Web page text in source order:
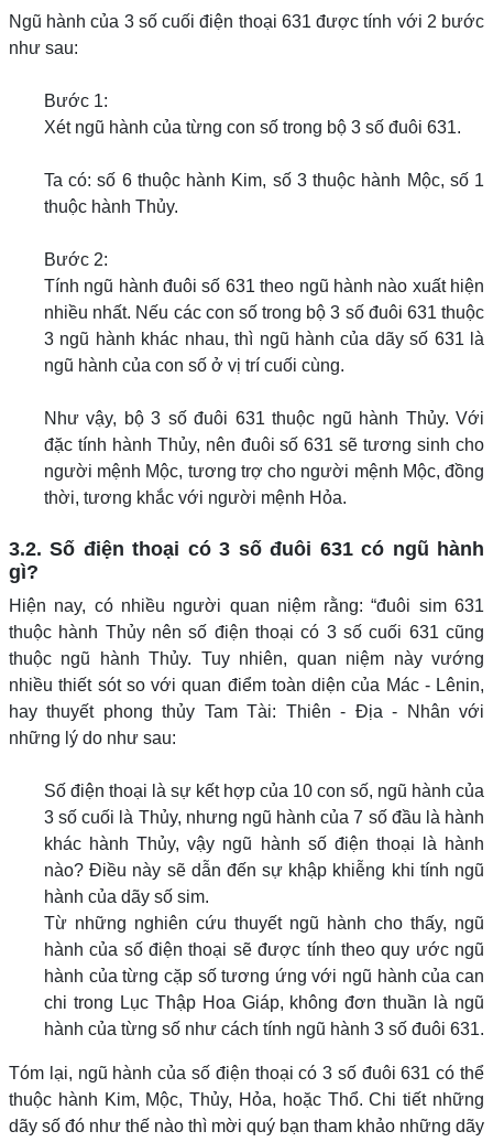
Ngũ hành của 3 số cuối điện thoại 631 được tính với 2 bước
như sau:
Bước 1:
Xét ngũ hành của từng con số trong bộ 3 số đuôi 631.
Ta có: số 6 thuộc hành Kim, số 3 thuộc hành Mộc, số 1
thuộc hành Thủy.
Bước 2:
Tính ngũ hành đuôi số 631 theo ngũ hành nào xuất hiện
nhiều nhất. Nếu các con số trong bộ 3 số đuôi 631 thuộc
3 ngũ hành khác nhau, thì ngũ hành của dãy số 631 là
ngũ hành của con số ở vị trí cuối cùng.
Như vậy, bộ 3 số đuôi 631 thuộc ngũ hành Thủy. Với
đặc tính hành Thủy, nên đuôi số 631 sẽ tương sinh cho
người mệnh Mộc, tương trợ cho người mệnh Mộc, đồng
thời, tương khắc với người mệnh Hỏa.
3.2. Số điện thoại có 3 số đuôi 631 có ngũ hành
gì?
Hiện nay, có nhiều người quan niệm rằng: “đuôi sim 631
thuộc hành Thủy nên số điện thoại có 3 số cuối 631 cũng
thuộc ngũ hành Thủy. Tuy nhiên, quan niệm này vướng
nhiều thiết sót so với quan điểm toàn diện của Mác - Lênin,
hay thuyết phong thủy Tam Tài: Thiên - Địa - Nhân với
những lý do như sau:
Số điện thoại là sự kết hợp của 10 con số, ngũ hành của
3 số cuối là Thủy, nhưng ngũ hành của 7 số đầu là hành
khác hành Thủy, vậy ngũ hành số điện thoại là hành
nào? Điều này sẽ dẫn đến sự khập khiễng khi tính ngũ
hành của dãy số sim.
Từ những nghiên cứu thuyết ngũ hành cho thấy, ngũ
hành của số điện thoại sẽ được tính theo quy ước ngũ
hành của từng cặp số tương ứng với ngũ hành của can
chi trong Lục Thập Hoa Giáp, không đơn thuần là ngũ
hành của từng số như cách tính ngũ hành 3 số đuôi 631.
Tóm lại, ngũ hành của số điện thoại có 3 số đuôi 631 có thể
thuộc hành Kim, Mộc, Thủy, Hỏa, hoặc Thổ. Chi tiết những
dãy số đó như thế nào thì mời quý bạn tham khảo những dãy